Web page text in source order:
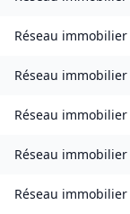
Réseau immobilier
Réseau immobilier
Réseau immobilier
Réseau immobilier
Réseau immobilier